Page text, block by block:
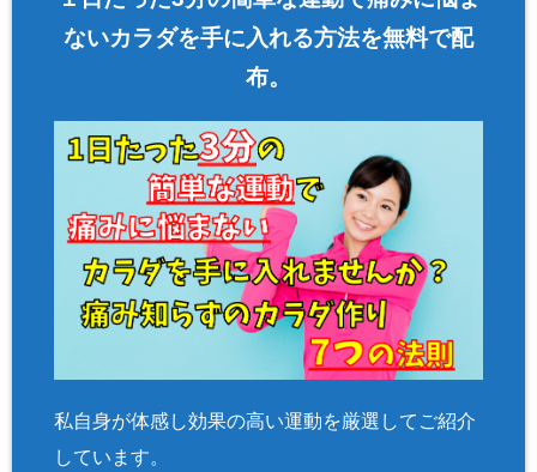
ないカラダを手に入れる方法を無料で配
布。
私自身が体感し効果の高い運動を厳選してご紹介
しています。